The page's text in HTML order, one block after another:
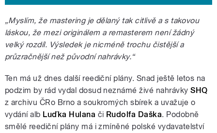
„Myslím, že mastering je dělaný tak citlivě a s takovou
láskou, že mezi originálem a remasterem není žádný
velký rozdíl. Výsledek je nicméně trochu čistější a
průzračnější než původní nahrávky.“
Ten má už dnes další reediční plány. Snad ještě letos na
podzim by rád vydal dosud neznámé živé nahrávkySHQ
z archivu ČRo Brno a soukromých sbírek a uvažuje o
vydání alb Luďka Hulana či Rudolfa Daška. Podobně
smělé reediční plány má i zmíněné polské vydavatelství